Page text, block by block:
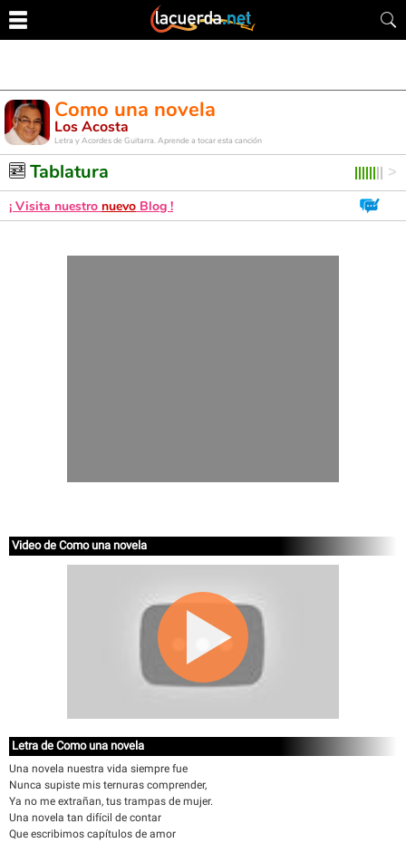
Como una novela
Los Acosta
Letra y Acordes de Guitarra. Aprende a tocar esta canción
Tablatura
¡ Visita nuestro nuevo Blog !
Video de Como una novela
Letra de Como una novela
Una novela nuestra vida siempre fue
Nunca supiste mis ternuras comprender,
Ya no me extrañan, tus trampas de mujer.
Una novela tan difícil de contar
Que escribimos capítulos de amor